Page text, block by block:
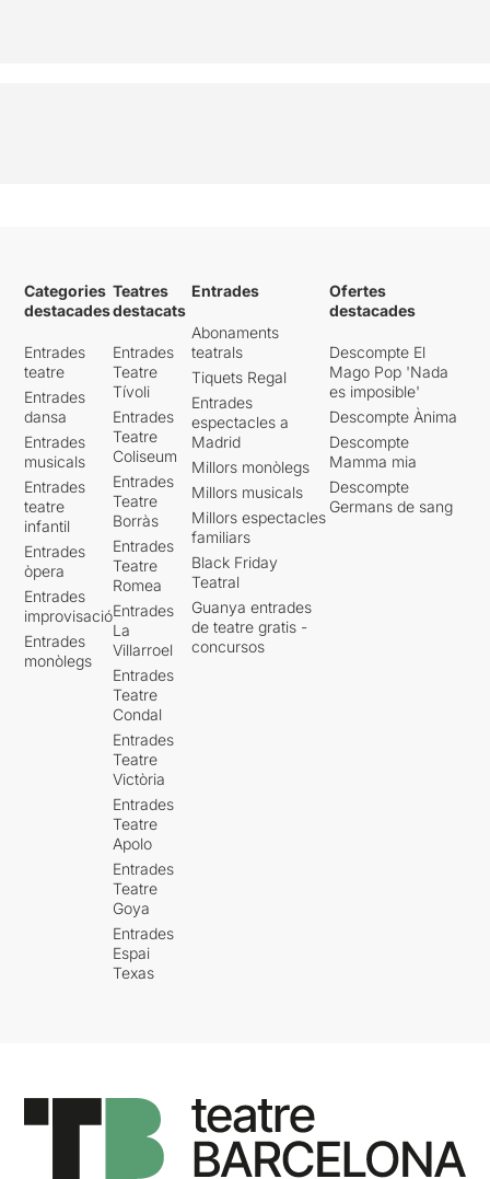
Categories
destacades
Entrades
teatre
Entrades
dansa
Entrades
musicals
Entrades
teatre
infantil
Entrades
òpera
Entrades
improvisació
Entrades
monòlegs
Teatres
destacats
Entrades
Teatre
Tívoli
Entrades
Teatre
Coliseum
Entrades
Teatre
Borràs
Entrades
Teatre
Romea
Entrades
La
Villarroel
Entrades
Teatre
Condal
Entrades
Teatre
Victòria
Entrades
Teatre
Apolo
Entrades
Teatre
Goya
Entrades
Espai
Texas
Entrades
Abonaments
teatrals
Tiquets Regal
Entrades
espectacles a
Madrid
Millors monòlegs
Millors musicals
Millors espectacles
familiars
Black Friday
Teatral
Guanya entrades
de teatre gratis -
concursos
Ofertes
destacades
Descompte El
Mago Pop 'Nada
es imposible'
Descompte Ànima
Descompte
Mamma mia
Descompte
Germans de sang